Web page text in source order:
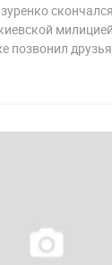
позвонил